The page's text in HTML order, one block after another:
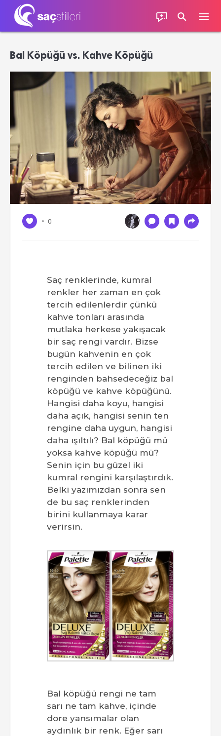
Bal Köpüğü vs. Kahve Köpüğü
0
Saç renklerinde, kumral
renkler her zaman en çok
tercih edilenlerdir çünkü
kahve tonları arasında
mutlaka herkese yakışacak
bir saç rengi vardır. Bizse
bugün kahvenin en çok
tercih edilen ve bilinen iki
renginden bahsedeceğiz bal
köpüğü ve kahve köpüğünü.
Hangisi daha koyu, hangisi
daha açık, hangisi senin ten
rengine daha uygun, hangisi
daha ışıltılı? Bal köpüğü mü
yoksa kahve köpüğü mü?
Senin için bu güzel iki
kumral rengini karşılaştırdık.
Belki yazımızdan sonra sen
de bu saç renklerinden
birini kullanmaya karar
verirsin.
Bal köpüğü rengi ne tam
sarı ne tam kahve, içinde
dore yansımalar olan
aydınlık bir renk. Eğer sarı